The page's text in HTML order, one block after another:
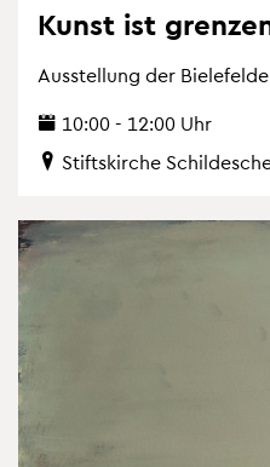
Kunst ist
Aus­stel­lung der
10:00 - 12:00 Uhr
Stifts­kir­che